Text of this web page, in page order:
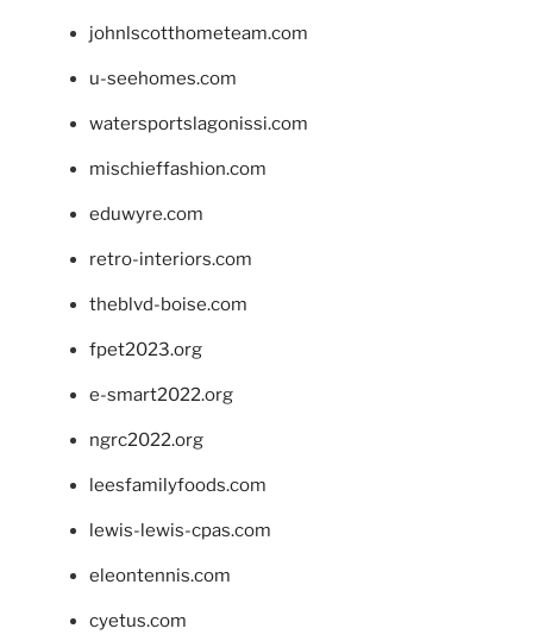
johnlscotthometeam.com
u-seehomes.com
watersportslagonissi.com
mischieffashion.com
eduwyre.com
retro-interiors.com
theblvd-boise.com
fpet2023.org
e-smart2022.org
ngrc2022.org
leesfamilyfoods.com
lewis-lewis-cpas.com
eleontennis.com
cyetus.com